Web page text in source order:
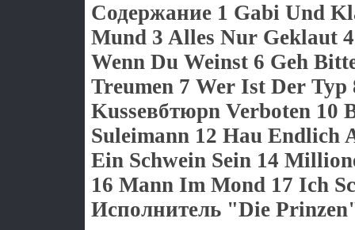
Содержание 1 Gabi Und
Mund 3 Alles Nur Geklaut
Wenn Du Weinst 6 Geh
Treumen 7 Wer Ist Der Typ
Kusseвбтюрn Verboten 10
Suleimann 12 Hau Endlich
Ein Schwein Sein 14
16 Mann Im Mond 17 Ich
Исполнитель "Die